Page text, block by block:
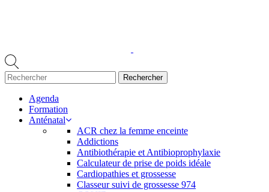
Agenda
Formation
Anténatal
ACR chez la femme enceinte
Addictions
Antibiothérapie et Antibioprophylaxie
Calculateur de prise de poids idéale
Cardiopathies et grossesse
Classeur suivi de grossesse 974